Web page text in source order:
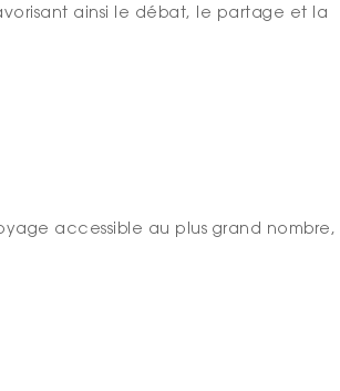
ainsi le débat, le partage et la
accessible au plus grand nombre,